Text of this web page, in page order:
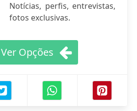
Notícias, perfis, entrevistas,
fotos exclusivas.
Ver Opções